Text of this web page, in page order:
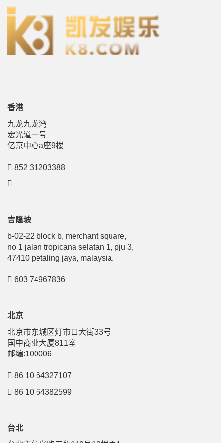
香港
九龙九龙湾
宏光道一号
亿京中心a座9楼
852 31203388
吉隆坡
b-02-22 block b, merchant square,
no 1 jalan tropicana selatan 1, pju 3,
47410 petaling jaya, malaysia.
603 74967836
北京
北京市东城区灯市口大街33号
国中商业大厦811室
邮编:100006
86 10 64327107
86 10 64382599
台北